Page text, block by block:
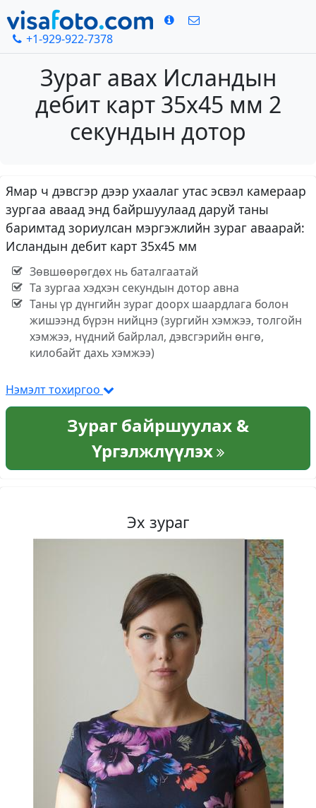
+1-929-922-7378
Зураг авах Исландын
дебит карт 35х45 мм 2
секундын дотор
Ямар ч дэвсгэр дээр ухаалаг утас эсвэл камераар
зургаа аваад энд байршуулаад даруй таны
баримтад зориулсан мэргэжлийн зураг аваарай:
Исландын дебит карт 35х45 мм
Зөвшөөрөгдөх нь баталгаатай
Та зургаа хэдхэн секундын дотор авна
Таны үр дүнгийн зураг доорх шаардлага болон
жишээнд бүрэн нийцнэ (зургийн хэмжээ, толгойн
хэмжээ, нүдний байрлал, дэвсгэрийн өнгө,
килобайт дахь хэмжээ)
Нэмэлт тохиргоо
Зураг байршуулах &
Үргэлжлүүлэх
Эх зураг